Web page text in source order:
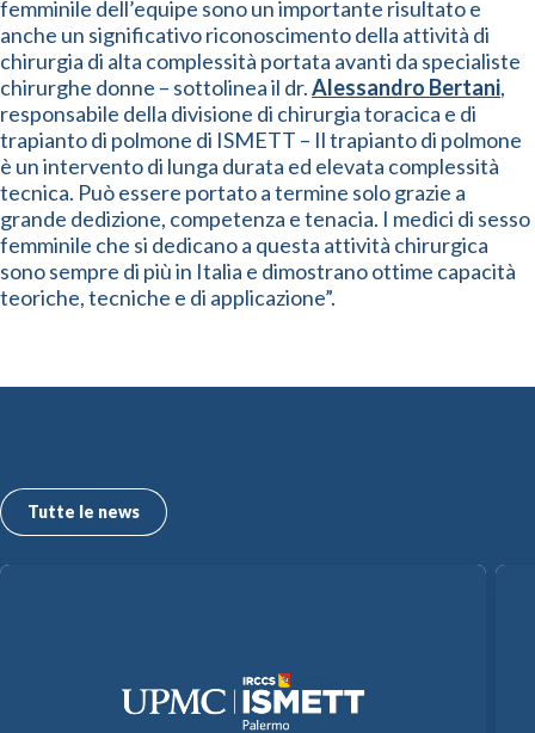
femminile dell’equipe sono un importante risultato e
anche un significativo riconoscimento della attività di
chirurgia di alta complessità portata avanti da specialiste
chirurghe donne – sottolinea il dr.Alessandro Bertani,
responsabile della divisione di chirurgia toracica e di
trapianto di polmone di ISMETT – Il trapianto di polmone
è un intervento di lunga durata ed elevata complessità
tecnica. Può essere portato a termine solo grazie a
grande dedizione, competenza e tenacia. I medici di sesso
femminile che si dedicano a questa attività chirurgica
sono sempre di più in Italia e dimostrano ottime capacità
teoriche, tecniche e di applicazione”.
Tutte le news